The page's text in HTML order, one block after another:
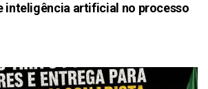
inteligência artificial no processo